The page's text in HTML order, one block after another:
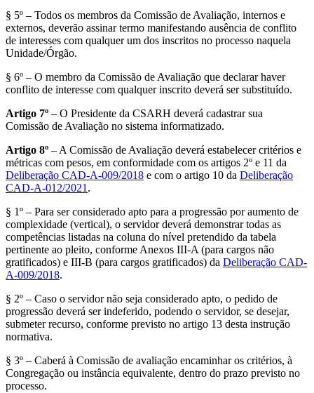
§ 5º – Todos os membros da Comissão de Avaliação, internos e
externos, deverão assinar termo manifestando ausência de conflito
de interesses com qualquer um dos inscritos no processo naquela
Unidade/Órgão.
§ 6º – O membro da Comissão de Avaliação que declarar haver
conflito de interesse com qualquer inscrito deverá ser substituído.
Artigo 7º – O Presidente da CSARH deverá cadastrar sua
Comissão de Avaliação no sistema informatizado.
Artigo 8º – A Comissão de Avaliação deverá estabelecer critérios e
métricas com pesos, em conformidade com os artigos 2º e 11 da
Deliberação CAD-A-009/2018 e com o artigo 10 da Deliberação
CAD-A-012/2021 .
§ 1º – Para ser considerado apto para a progressão por aumento de
complexidade (vertical), o servidor deverá demonstrar todas as
competências listadas na coluna do nível pretendido da tabela
pertinente ao pleito, conforme Anexos III-A (para cargos não
gratificados) e III-B (para cargos gratificados) da Deliberação CAD-
A-009/2018.
§ 2º – Caso o servidor não seja considerado apto, o pedido de
progressão deverá ser indeferido, podendo o servidor, se desejar,
submeter recurso, conforme previsto no artigo 13 desta instrução
normativa.
§ 3º – Caberá à Comissão de avaliação encaminhar os critérios, à
Congregação ou instância equivalente, dentro do prazo previsto no
processo.